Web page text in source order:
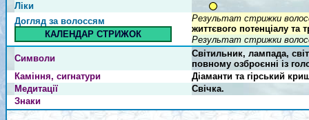
Ліки
Догляд за волоссям
КАЛЕНДАР СТРИЖОК
Результат стрижки
життєвого потенціалу та
Результат стрижки
Символи
Світильник, лампада,
повному озброєнні із
Каміння, сигнатури
Діаманти та гірський
Медитації
Свічка.
Знаки